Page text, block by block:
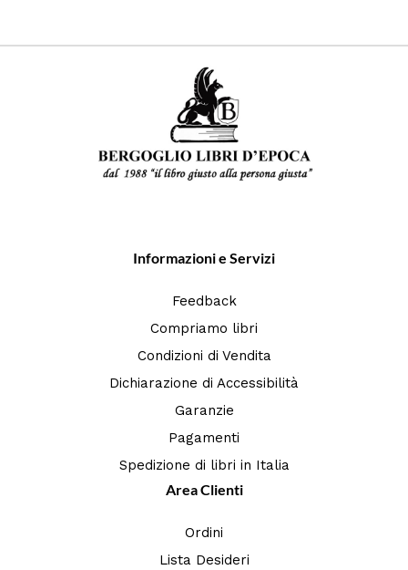
Informazioni e Servizi
Feedback
Compriamo libri
Condizioni di Vendita
Dichiarazione di Accessibilità
Garanzie
Pagamenti
Spedizione di libri in Italia
Area Clienti
Ordini
Lista Desideri